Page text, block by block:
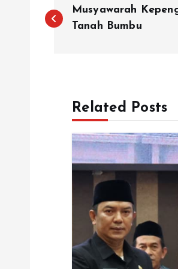
a
Musyawarah
Tanah Bumbu
Related Posts